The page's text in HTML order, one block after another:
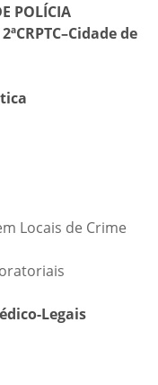
POLÍCIA
de
Locais de Crime
Legais